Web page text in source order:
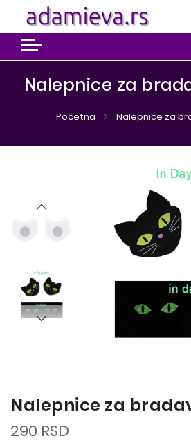
Nalepnice za
Početna Nalepnice za
galerije
slika
galerije
slika
Nalepnice za
290 RSD